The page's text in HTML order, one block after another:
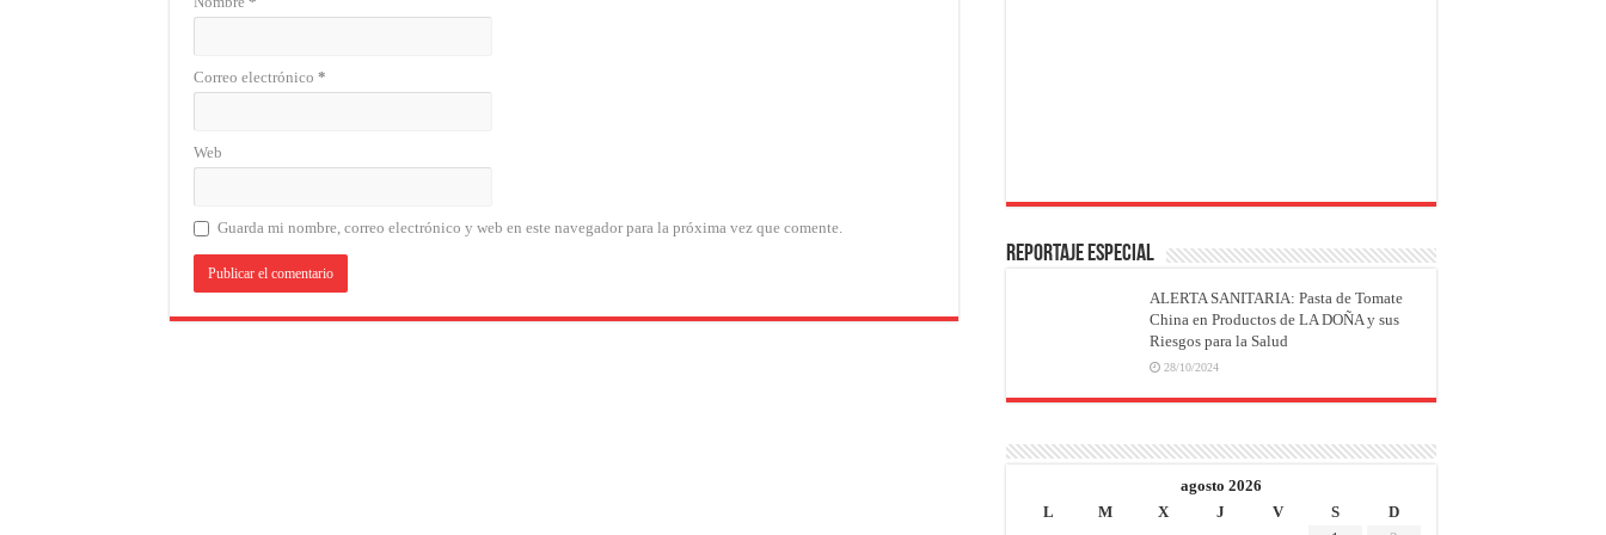
Correo electrónico *
Web
Guarda mi nombre, correo electrónico y web en este navegador para la próxima vez que comente.
REPORTAJE ESPECIAL
ALERTA SANITARIA: Pasta de Tomate
China en Productos de LA DOÑA y sus
Riesgos para la Salud
28/10/2024
agosto 2026
L
M X J V S
D